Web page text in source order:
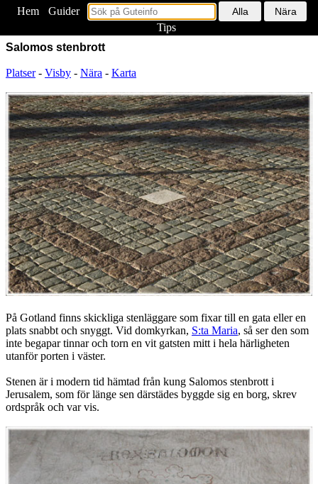
Hem
Guider
Tips
Salomos stenbrott
Platser- Visby - Nära - Karta
På Gotland finns skickliga stenläggare som fixar till en gata eller en
plats snabbt och snyggt. Vid domkyrkan, S:ta Maria, så ser den som
inte begapar tinnar och torn en vit gatsten mitt i hela härligheten
utanför porten i väster.
Stenen är i modern tid hämtad från kung Salomos stenbrott i
Jerusalem, som för länge sen därstädes byggde sig en borg, skrev
ordspråk och var vis.